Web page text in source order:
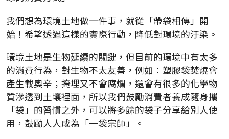
我們想為環境土地做一件事，就從「帶袋相傳」開
始！希望透過這樣的實際行動，降低對環境的汙染。
環境土地是生物延續的關鍵，但目前的環境中有太多
的消費行為，對生物不太友善，例如：塑膠袋焚燒會
產生載奧辛；掩埋又不會腐爛，還會有很多的化學物
質滲透到土壤裡面，所以我們鼓勵消費者養成隨身攜
「袋」的習慣之外，可以將多餘的袋子分享給別人使
用，鼓勵人人成為「一袋宗師」。